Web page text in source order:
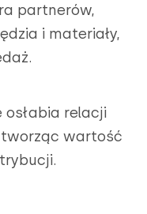
partnerów,
i materiały,
relacji
wartość